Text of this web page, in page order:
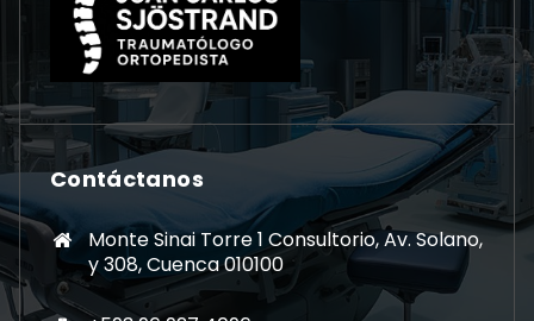
Contáctanos
Monte Sinai Torre 1 Consultorio, Av. Solano,
y 308, Cuenca 010100